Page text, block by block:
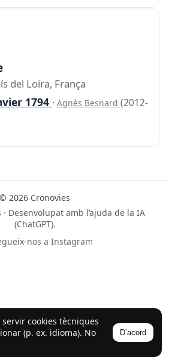
cookies tècniques
(p. ex. idioma). No
D’acord
del Loira, França
1794 · Agnès Besnard (2012-
© 2026 Cronovies
Desenvolupat amb l’ajuda de la IA
(ChatGPT).
nos a Instagram